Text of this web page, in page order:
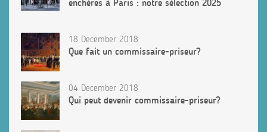
enchères à Paris : notre sélection 2025
18 December 2018
Que fait un commissaire-priseur?
04 December 2018
Qui peut devenir commissaire-priseur?